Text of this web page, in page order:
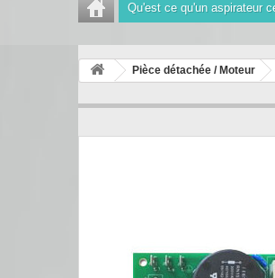
Qu'est ce qu'un aspirateur
Pièce détachée / Moteur